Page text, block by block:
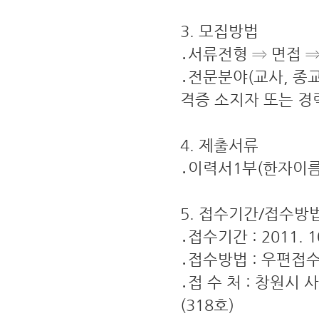
3. 모집방법
․서류전형 ⇒ 면접
․전문분야(교사, 종
격증 소지자 또는
4. 제출서류
․이력서1부(한자이
5. 접수기간/접수방
․접수기간 : 2011.
․접수방법 : 우편접
․접 수 처 : 창원시
(318호)